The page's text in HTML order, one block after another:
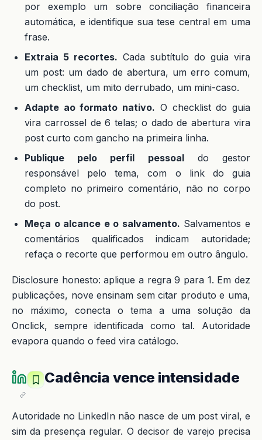
por exemplo um sobre conciliação financeira
automática, e identifique sua tese central em uma
frase.
Extraia 5 recortes. Cada subtítulo do guia vira
um post: um dado de abertura, um erro comum,
um checklist, um mito derrubado, um mini-caso.
Adapte ao formato nativo. O checklist do guia
vira carrossel de 6 telas; o dado de abertura vira
post curto com gancho na primeira linha.
Publique pelo perfil pessoaldo gestor
responsável pelo tema, com o link do guia
completo no primeiro comentário, não no corpo
do post.
Meça o alcance e o salvamento. Salvamentos e
comentários qualificados indicam autoridade;
refaça o recorte que performou em outro ângulo.
Disclosure honesto: aplique a regra 9 para 1. Em dez
publicações, nove ensinam sem citar produto e uma,
no máximo, conecta o tema a uma solução da
Onclick, sempre identificada como tal. Autoridade
evapora quando o feed vira catálogo.
Cadência vence intensidade
Autoridade no LinkedIn não nasce de um post viral, e
sim da presença regular. O decisor de varejo precisa